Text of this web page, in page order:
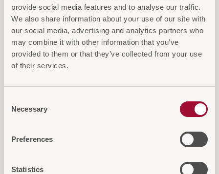
provide social media features and to analyse our traffic.
We also share information about your use of our site with
our social media, advertising and analytics partners who
may combine it with other information that you’ve
provided to them or that they’ve collected from your use
of their services.
Selection
Necessary
Preferences
Statistics
Login für Preise und Warenkorb
IN DEN WARENKORB
AUF DIE ANFRAGELISTE
Diese Artikel könnten Sie auch
interessieren